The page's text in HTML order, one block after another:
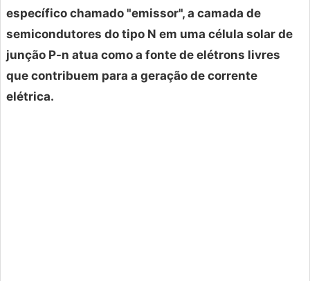
específico chamado "emissor", a camada de
semicondutores do tipo N em uma célula solar de
junção P-n atua como a fonte de elétrons livres
que contribuem para a geração de corrente
elétrica.